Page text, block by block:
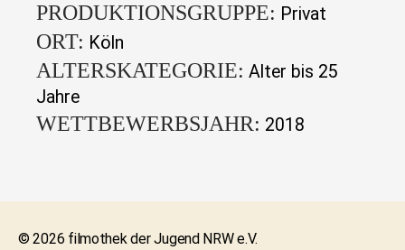
PRODUKTIONSGRUPPE: Privat
ORT: Köln
ALTERSKATEGORIE: Alter bis 25
Jahre
WETTBEWERBSJAHR: 2018
© 2026 filmothek der Jugend NRW e.V.